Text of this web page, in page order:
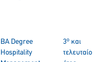
BA Degree
Hospitality
3ο και
τελευταίο